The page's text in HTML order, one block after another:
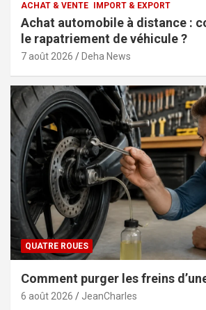
ACHAT & VENTE IMPORT & EXPORT
Achat automobile à distance :
le rapatriement de véhicule ?
7 août 2026 Deha News
QUATRE ROUES
Comment purger les freins
6 août 2026 JeanCharles